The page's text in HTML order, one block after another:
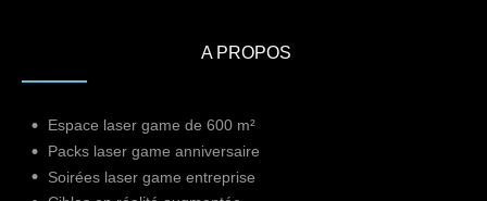
A PROPOS
Espace laser game de 600 m²
Packs laser game anniversaire
Soirées laser game entreprise